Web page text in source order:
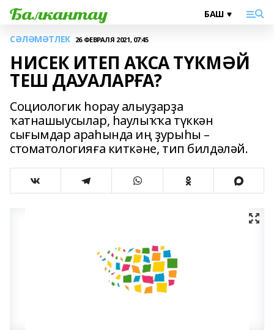
СӘЛӘМӘТЛЕК 26 ФЕВРАЛЯ 2021, 07:45
НИСЕК ИТЕП АҠСА ТҮКМӘЙ
ТЕШ ДАУАЛАРҒА?
Социологик һорау алыуҙарҙа
ҡатнашыусылар, һаулыҡҡа түккән
сығымдар араһында иң ҙурыһы –
стоматологияға киткәне, тип билдәләй.